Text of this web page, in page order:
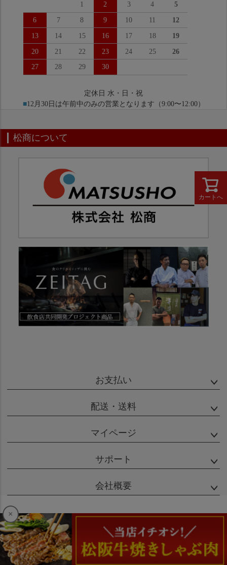
カートへ
1 2 3 4 5
6 7 8 9 10 11 12
13 14 15 16 17 18 19
20 21 22 23 24 25 26
27 28 29 30
定休日 水・日・祝
■12月30日は午前中のみの営業となります（9:00〜12:00）
松商について
お支払い
配送・送料
マイページ
サポート
会社概要
特定商取引法に基づく表示
個人情報の取扱
Copyright (C) MATSUSHO ALL rights reserved.
×